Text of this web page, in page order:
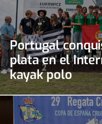
Portugal
plata en el
kayak polo